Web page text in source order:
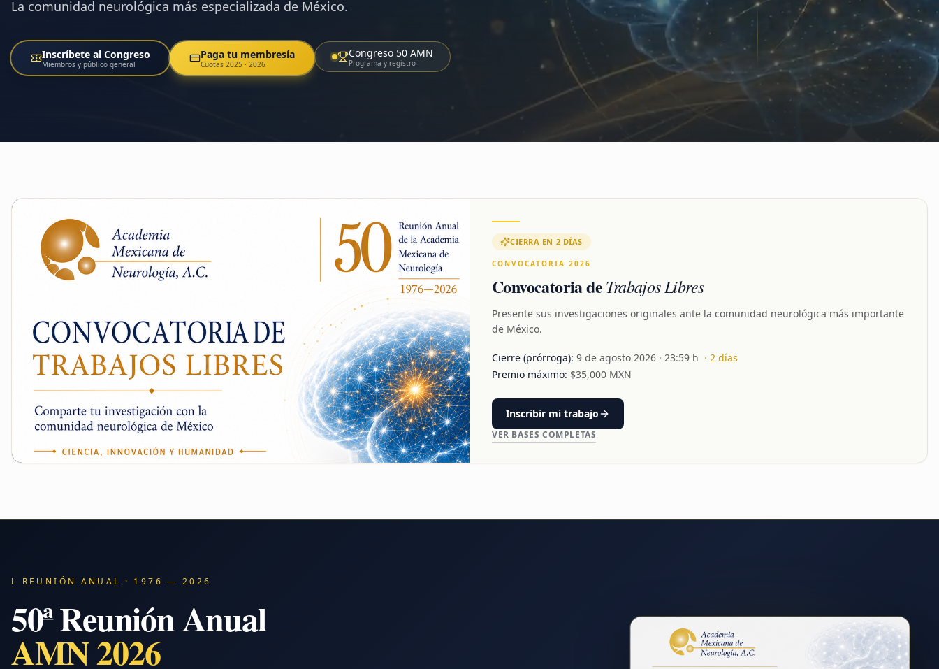
La comunidad neurológica más especializada de México.
Inscríbete al Congreso
Miembros y público general
Paga tu membresía
Cuotas 2025 · 2026
Congreso 50 AMN
Programa y registro
CIERRA EN 2 DÍAS
CONVOCATORIA 2026
Convocatoria deTrabajos Libres
Presente sus investigaciones originales ante la comunidad neurológica más importante
de México.
Cierre (prórroga): 9 de agosto 2026 · 23:59 h · 2 días
Premio máximo: $35,000 MXN
Inscribir mi trabajo
VER BASES COMPLETAS
L REUNIÓN ANUAL · 1976 — 2026
50ª Reunión Anual
AMN 2026